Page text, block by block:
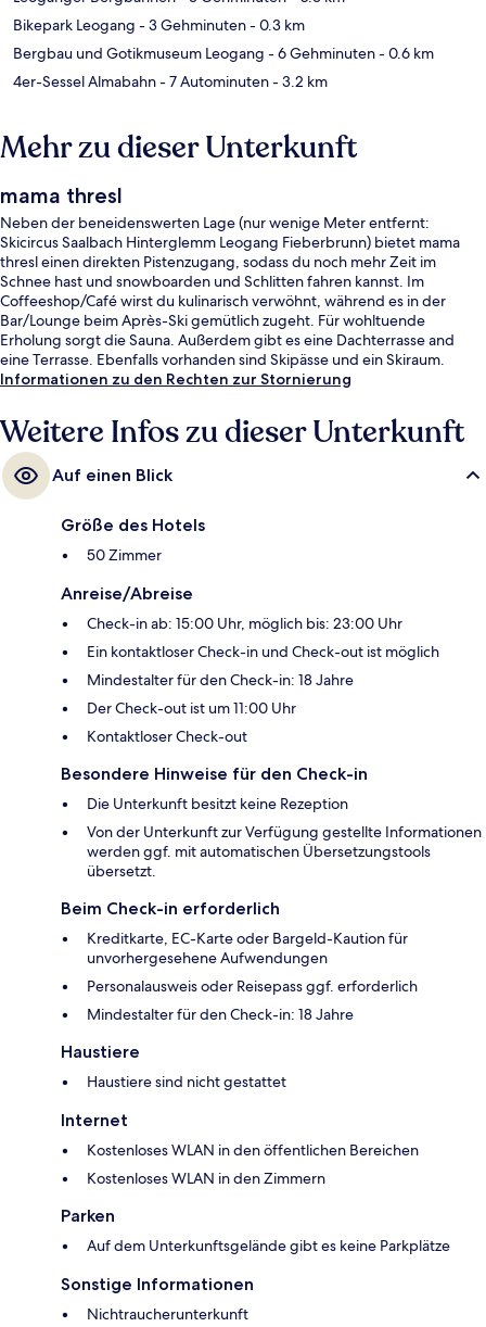
Bikepark Leogang - 3 Gehminuten- 0.3 km
Bergbau und Gotikmuseum Leogang - 6 Gehminuten- 0.6 km
4er-Sessel Almabahn- 7 Autominuten- 3.2 km
Mehr zu dieser Unterkunft
mama thresl
Neben der beneidenswerten Lage (nur wenige Meter entfernt:
Skicircus Saalbach Hinterglemm Leogang Fieberbrunn) bietet mama
thresl einen direkten Pistenzugang, sodass du noch mehr Zeit im
Schnee hast und snowboarden und Schlitten fahren kannst. Im
Coffeeshop/Café wirst du kulinarisch verwöhnt, während es in der
Bar/Lounge beim Après-Ski gemütlich zugeht. Für wohltuende
Erholung sorgt die Sauna. Außerdem gibt es eine Dachterrasse and
eine Terrasse. Ebenfalls vorhanden sind Skipässe und ein Skiraum.
Informationen zu den Rechten zur Stornierung
Weitere Infos zu dieser Unterkunft
Auf einen Blick
Größe des Hotels
50 Zimmer
Anreise/Abreise
Check-in ab: 15:00 Uhr, möglich bis: 23:00 Uhr
Ein kontaktloser Check-in und Check-out ist möglich
Mindestalter für den Check-in: 18 Jahre
Der Check-out ist um 11:00 Uhr
Kontaktloser Check-out
Besondere Hinweise für den Check-in
Die Unterkunft besitzt keine Rezeption
Von der Unterkunft zur Verfügung gestellte Informationen
werden ggf. mit automatischen Übersetzungstools
übersetzt.
Beim Check-in erforderlich
Kreditkarte, EC-Karte oder Bargeld-Kaution für
unvorhergesehene Aufwendungen
Personalausweis oder Reisepass ggf. erforderlich
Mindestalter für den Check-in: 18 Jahre
Haustiere
Haustiere sind nicht gestattet
Internet
Kostenloses WLAN in den öffentlichen Bereichen
Kostenloses WLAN in den Zimmern
Parken
Auf dem Unterkunftsgelände gibt es keine Parkplätze
Sonstige Informationen
Nichtraucherunterkunft